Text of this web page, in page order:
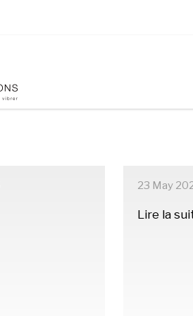
23 May
Lire la